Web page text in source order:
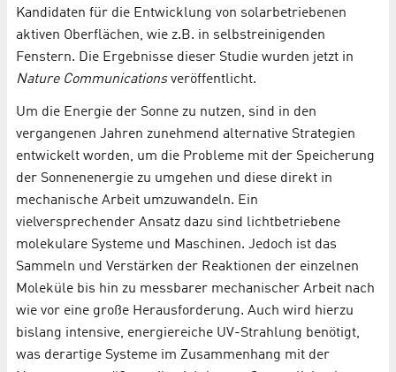
Kandidaten für die Entwicklung von solarbetriebenen
aktiven Oberflächen, wie z.B. in selbstreinigenden
Fenstern. Die Ergebnisse dieser Studie wurden jetzt in
Nature Communicationsveröffentlicht.
Um die Energie der Sonne zu nutzen, sind in den
vergangenen Jahren zunehmend alternative Strategien
entwickelt worden, um die Probleme mit der Speicherung
der Sonnenenergie zu umgehen und diese direkt in
mechanische Arbeit umzuwandeln. Ein
vielversprechender Ansatz dazu sind lichtbetriebene
molekulare Systeme und Maschinen. Jedoch ist das
Sammeln und Verstärken der Reaktionen der einzelnen
Moleküle bis hin zu messbarer mechanischer Arbeit nach
wie vor eine große Herausforderung. Auch wird hierzu
bislang intensive, energiereiche UV-Strahlung benötigt,
was derartige Systeme im Zusammenhang mit der